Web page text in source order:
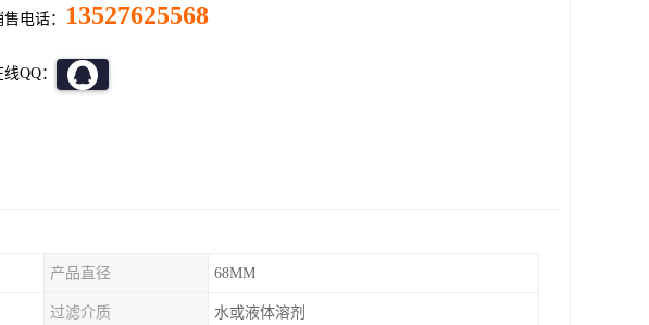
售电话： 13527625568
QQ：
产品直径 68MM
过滤介质 水或液体溶剂